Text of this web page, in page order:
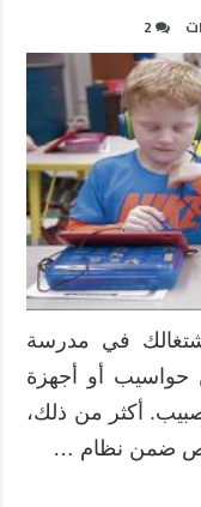
2
في مدرسة
حواسيب أو أجهزة
أكثر من ذلك،
ضمن نظام …